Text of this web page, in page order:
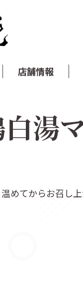
店舗情報
湯
めてからお召し上